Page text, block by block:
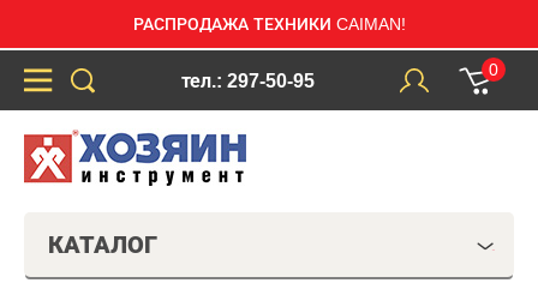
РАСПРОДАЖА ТЕХНИКИ CAIMAN!
тел.: 297-50-95
0
КАТАЛОГ